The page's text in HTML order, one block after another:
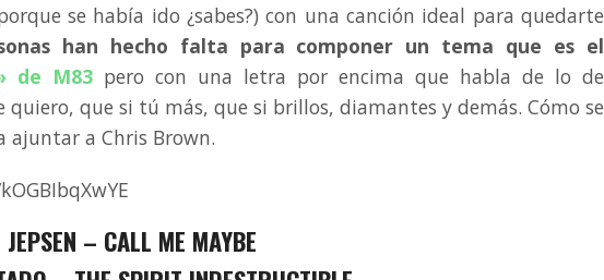
se había ido ¿sabes?) con una canción ideal para quedarte
han hecho falta para componer un tema que es el
de M83 pero con una letra por encima que habla de lo de
quiero, que si tú más, que si brillos, diamantes y demás. Cómo se
ajuntar a Chris Brown.
– CALL ME MAYBE